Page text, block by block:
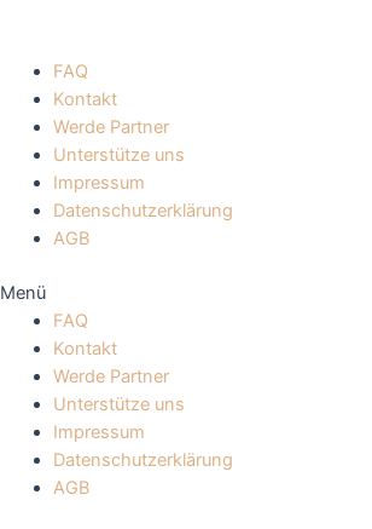
FAQ
Kontakt
Werde Partner
Unterstütze uns
Impressum
Datenschutzerklärung
AGB
Menü
FAQ
Kontakt
Werde Partner
Unterstütze uns
Impressum
Datenschutzerklärung
AGB